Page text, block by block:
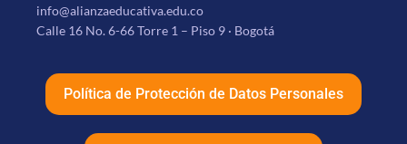
info@alianzaeducativa.edu.co
Calle 16 No. 6-66 Torre 1 – Piso 9 · Bogotá
Política de Protección de Datos Personales